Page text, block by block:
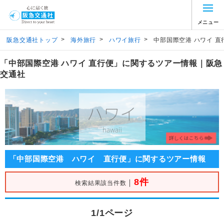
メニュー
阪急交通社トップ > 海外旅行 > ハワイ旅行 > 中部国際空港 ハワイ 直
「中部国際空港 ハワイ 直行便」に関するツアー情報｜阪急
交通社
「中部国際空港 ハワイ 直行便」に関するツアー情報
検索結果該当件数 ｜8件
1/1ページ